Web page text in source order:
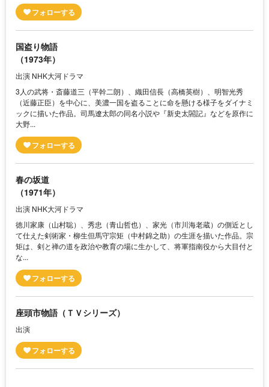
国盗り物語
（1973年）
出演 NHK大河ドラマ
3人の武将・斎藤道三（平幹二朗）、織田信長（高橋英樹）、明智光秀
（近藤正臣）を中心に、美濃一国を盗ることに命を懸ける様子をダイナミ
ックに描いた作品。司馬遼太郎の同名小説や『新史太閤記』などを原作に
大野...
春の坂道
（1971年）
出演 NHK大河ドラマ
徳川家康（山村聡）、秀忠（青山哲也）、家光（市川海老蔵）の側近とし
て仕えた剣術家・柳生但馬守宗矩（中村錦之助）の生涯を描いた作品。宗
矩は、剣と禅の道を政治や教育の場に生かして、将軍指南役から大目付と
な...
座頭市物語（ＴＶシリーズ）
出演